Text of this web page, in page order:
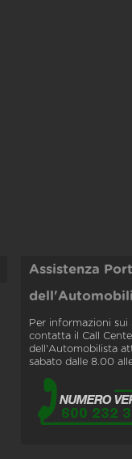
Assistenza
Per informazioni sui
contatta il Call
dell'Automobilista
sabato dalle 8.00